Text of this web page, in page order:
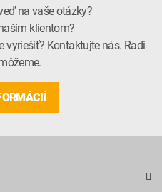
na vaše otázky?
klientom?
vyriešiť? Kontaktujte nás. Radi